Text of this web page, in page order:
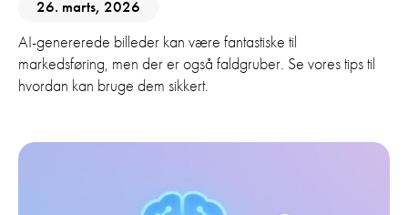
26. marts, 2026
AI-genererede billeder kan være fantastiske til
markedsføring, men der er også faldgruber. Se vores tips til
hvordan kan bruge dem sikkert.